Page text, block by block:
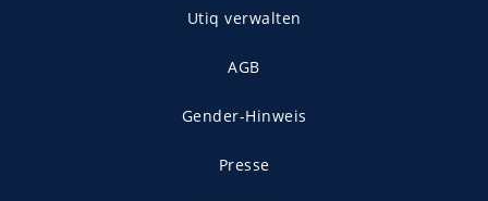
Utiq verwalten
AGB
Gender-Hinweis
Presse